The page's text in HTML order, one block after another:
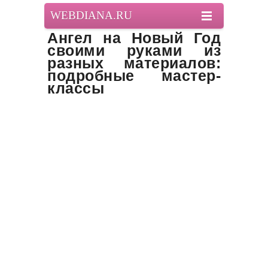
WEBDIANA.RU
Ангел на Новый Год
своими руками из
разных материалов:
подробные мастер-
классы